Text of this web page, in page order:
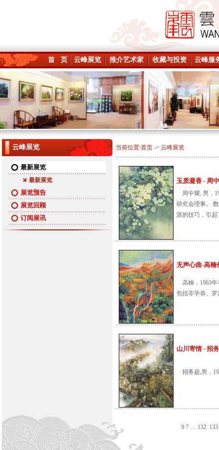
首 页 云峰展览 推介艺术家 收藏与投资 云峰服
云峰展览
最新展览
最新展览
展览预告
展览回顾
订阅展讯
当前位置:首页-> 云峰展览
玉质凝香 - 周
周中耀, 男，
研究会理事。
湛的技巧，引
无声心曲-高楠
高楠，1963年
包括岑学恭、
山川寄情 - 招
招务超,男，
9 7… 132 133